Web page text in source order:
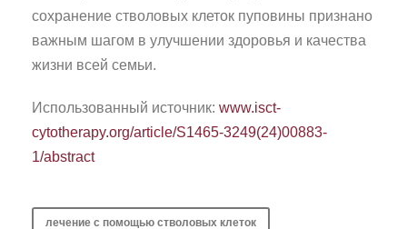
сохранение стволовых клеток пуповины признано
важным шагом в улучшении здоровья и качества
жизни всей семьи.
Использованный источник: www.isct-
cytotherapy.org/article/S1465-3249(24)00883-
1/abstract
лечение с помощью стволовых клеток